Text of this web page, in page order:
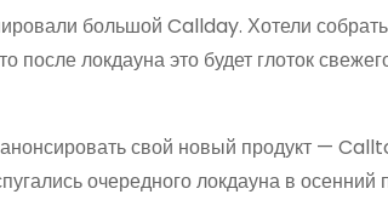
большой Callday. Хотели
после локдауна это будет глоток
свой новый продукт —
очередного локдауна в